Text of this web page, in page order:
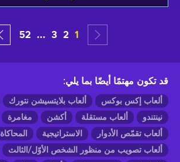
1
2
3
...
52
قد تكون مهتمًا أيضًا بما يلي:
ألعاب إكس بوكس ألعاب بلايتسيشن نتورك
نينتندو
ألعاب مستقلة أكشن
مغامرة
ألعاب تقمّص الأدوار
الاستراتيجية
المحاكاة
ألعاب تصويب من منظور الشخص الأوّل/الثالث